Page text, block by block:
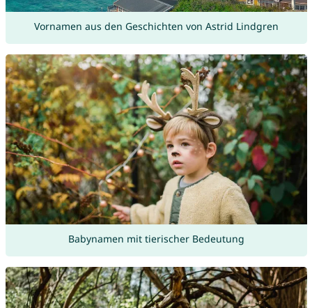
Vornamen aus den Geschichten von Astrid Lindgren
Babynamen mit tierischer Bedeutung